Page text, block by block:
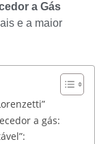
a Gás
e a maior
a gás: